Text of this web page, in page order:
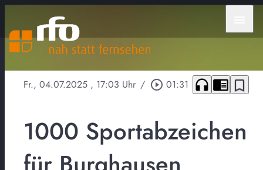
Fr., 04.07.2025 , 17:03 Uhr / play_circle_outline 01:31 headphones chrome_reader_mode bookmark_border
1000 Sportabzeichen